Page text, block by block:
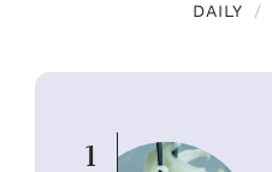
DAILY /
1